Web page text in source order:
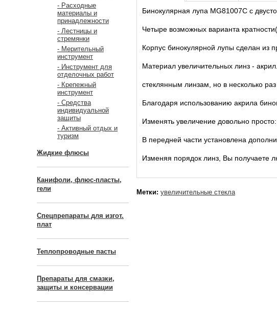
- Расходные
материалы и
принадлежности
- Лестницы и
стремянки
- Мерительный
инструмент
- Инструмент для
отделочных работ
- Крепежный
инструмент
- Средства
индивидуальной
защиты
- Активный отдых и
туризм
Жидкие флюсы
Канифоли, флюс-пласты,
гели
Спецпрепараты для изгот.
плат
Теплопроводные пасты
Препараты для смазки,
защиты и консервации
Бинокулярная лупа MG81007C с
Четыре возможных варианта
Корпус бинокулярной лупы сделан из
Материал увеличительных линз -
стеклянным линзам, но в несколько раз
Благодаря использованию акрила
Изменять увеличение довольно
В передней части установлена
Изменяя порядок линз, Вы получаете
Метки: увеличительные стекла